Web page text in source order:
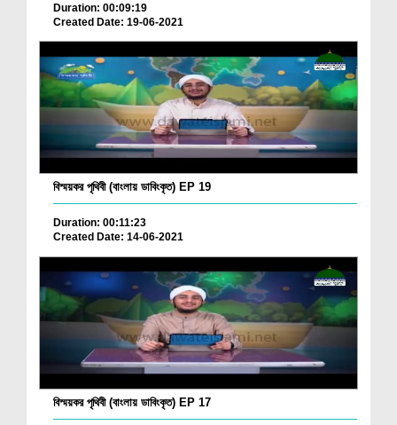
Duration: 00:09:19
Created Date: 19-06-2021
বিস্ময়কর পৃথিবী (বাংলায় ডাবিংকৃত) EP 19
Duration: 00:11:23
Created Date: 14-06-2021
বিস্ময়কর পৃথিবী (বাংলায় ডাবিংকৃত) EP 17